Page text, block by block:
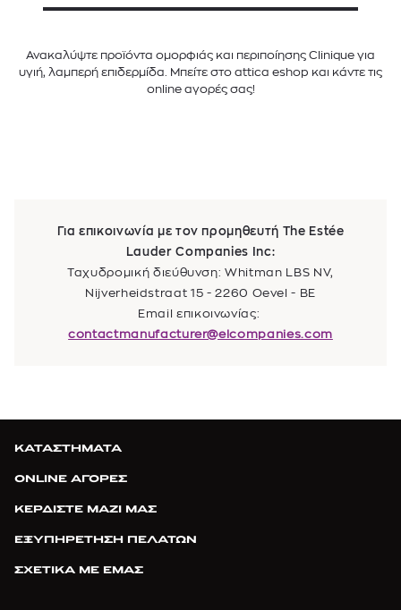
Ανακαλύψτε προϊόντα ομορφιάς και περιποίησης Clinique για
υγιή, λαμπερή επιδερμίδα. Μπείτε στο attica eshop και κάντε τις
online αγορές σας!
Για επικοινωνία με τον προμηθευτή The Estée
Lauder Companies Inc:
Ταχυδρομική διεύθυνση: Whitman LBS NV,
Nijverheidstraat 15 - 2260 Oevel - BE
Email επικοινωνίας:
contactmanufacturer@elcompanies.com
ΚΑΤΑΣΤΗΜΑΤΑ
ONLINE ΑΓΟΡΕΣ
ΚΕΡΔΙΣΤΕ ΜΑΖΙ ΜΑΣ
ΕΞΥΠΗΡΕΤΗΣΗ ΠΕΛΑΤΩΝ
ΣΧΕΤΙΚΑ ΜΕ ΕΜΑΣ